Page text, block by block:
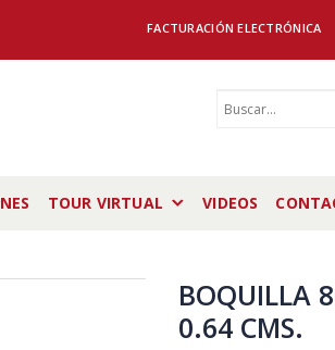
FACTURACIÓN ELECTRÓNICA
TOUR VIRTUAL VIDEOS
BOQUILLA
0.64 CMS.